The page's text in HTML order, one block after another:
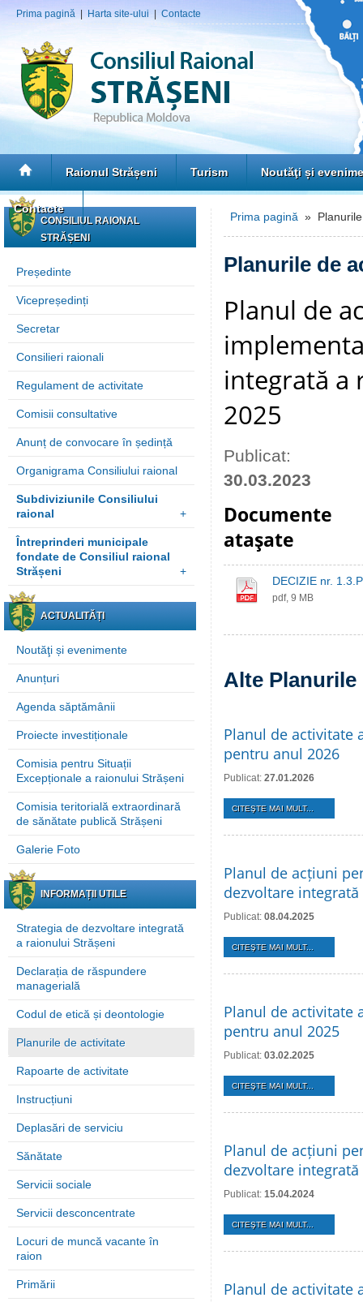
Prima pagină Harta site-ului Contacte
Raionul Strășeni Turism Noutăţi și
Contacte
CONSILIUL RAIONAL
STRĂȘENI
Președinte
Vicepreședinți
Secretar
Consilieri raionali
Regulament de activitate
Comisii consultative
Anunț de convocare în ședință
Organigrama Consiliului raional
Subdiviziunile Consiliului
raional
+
Întreprinderi municipale
fondate de Consiliul raional
Strășeni
+
ACTUALITĂȚI
Noutăţi și evenimente
Anunțuri
Agenda săptămânii
Proiecte investiționale
Comisia pentru Situații
Excepționale a raionului Strășeni
Comisia teritorială extraordinară
de sănătate publică Strășeni
Galerie Foto
INFORMAȚII UTILE
Strategia de dezvoltare integrată
a raionului Strășeni
Declarația de răspundere
managerială
Codul de etică și deontologie
Planurile de activitate
Rapoarte de activitate
Instrucțiuni
Deplasări de serviciu
Sănătate
Servicii sociale
Servicii desconcentrate
Locuri de muncă vacante în
raion
Primării
Prima pagină »
Planurile de
Planul de
integrată a
2025
Publicat:
30.03.2023
Documente
ataşate
DECIZIE nr.
pdf, 9 MB
Alte
Planul de activitate
pentru anul 2026
Publicat: 27.01.2026
CITEŞTE MAI MULT...
Planul de acțiuni
dezvoltare
Publicat: 08.04.2025
CITEŞTE MAI MULT...
Planul de activitate
pentru anul 2025
Publicat: 03.02.2025
CITEŞTE MAI MULT...
Planul de acțiuni
dezvoltare
Publicat: 15.04.2024
CITEŞTE MAI MULT...
Planul de activitate